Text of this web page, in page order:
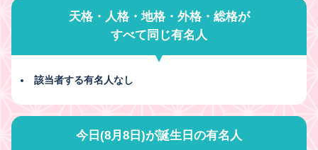
天格・人格・地格・外格・総格が
すべて同じ有名人
該当者する有名人なし
今日(8月8日)が誕生日の有名人